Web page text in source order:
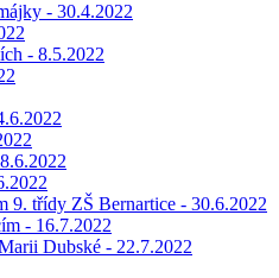
- 30.4.2022
- 8.5.2022
9. třídy ZŠ Bernartice - 30.6.2022
- 16.7.2022
Dubské - 22.7.2022